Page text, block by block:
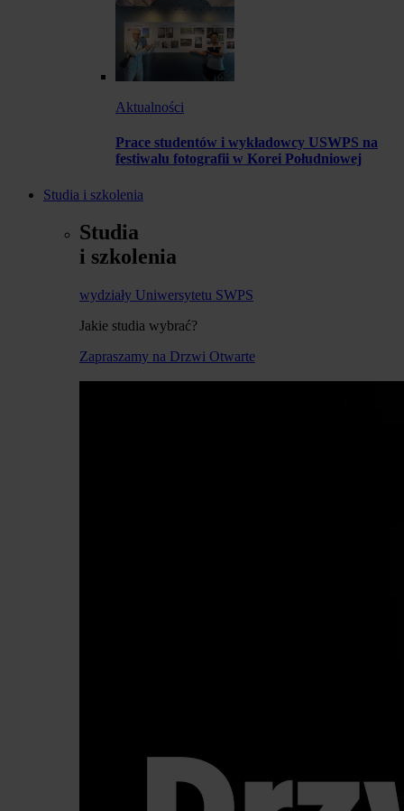
Aktualności
Prace studentów i wykładowcy USWPS na
festiwalu fotografii w Korei Południowej
Studia i szkolenia
Studia
i szkolenia
wydziały Uniwersytetu SWPS
Jakie studia wybrać?
Zapraszamy na Drzwi Otwarte